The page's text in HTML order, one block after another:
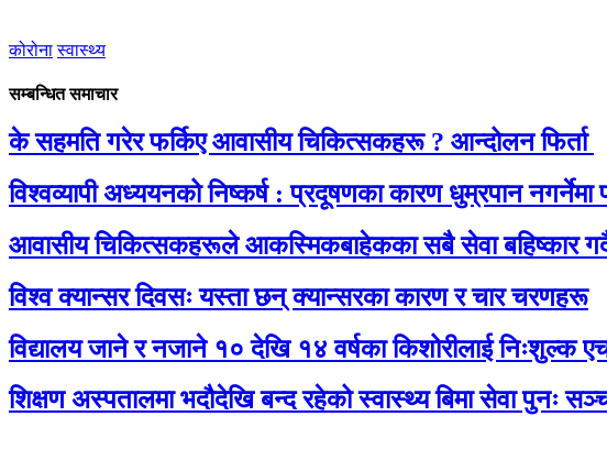
कोरोना स्वास्थ्य
सम्बन्धित समाचार
के सहमति गरेर फर्किए आवासीय चिकित्सकहरू ? आन्दोलन फिर्ता
विश्वव्यापी अध्ययनको निष्कर्ष : प्रदूषणका कारण धुम्रपान
आवासीय चिकित्सकहरूले आकस्मिकबाहेकका सबै सेवा बहिष्कार
विश्व क्यान्सर दिवसः यस्ता छन् क्यान्सरका कारण र चार चरणहरू
विद्यालय जाने र नजाने १० देखि १४ वर्षका किशोरीलाई निःशुल्क
शिक्षण अस्पतालमा भदौदेखि बन्द रहेको स्वास्थ्य बिमा सेवा पुनः